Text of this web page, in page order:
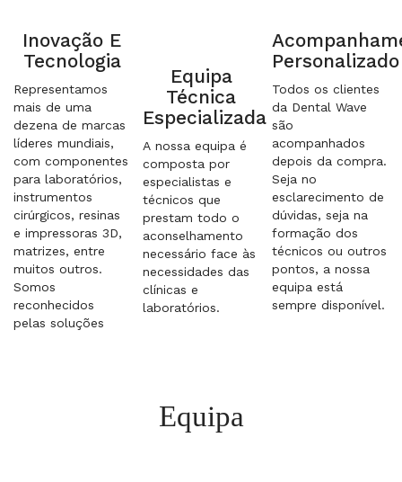
Inovação E
Tecnologia
Representamos
mais de uma
dezena de marcas
líderes mundiais,
com componentes
para laboratórios,
instrumentos
cirúrgicos, resinas
e impressoras 3D,
matrizes, entre
muitos outros.
Somos
reconhecidos
pelas soluções
Equipa
Técnica
Especializada
A nossa equipa é
composta por
especialistas e
técnicos que
prestam todo o
aconselhamento
necessário face às
necessidades das
clínicas e
laboratórios.
Personalizado
Todos os clientes
da Dental Wave
são
acompanhados
depois da compra.
Seja no
esclarecimento de
dúvidas, seja na
formação dos
técnicos ou outros
pontos, a nossa
equipa está
sempre disponível.
Equipa